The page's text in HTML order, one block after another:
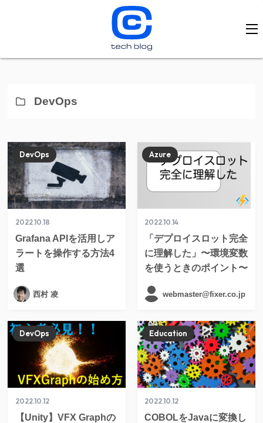
DevOps
2022.10.18
Grafana APIを活用しア
ラートを操作する方法4
選
DevOps
西村 凌
2022.10.14
「デプロイスロット完全
に理解した」〜環境変数
を使うときのポイント〜
Azure
webmaster@fixer.co.jp
2022.10.12
【Unity】VFX Graphの
DevOps
2022.10.12
COBOLをJavaに変換し
Education